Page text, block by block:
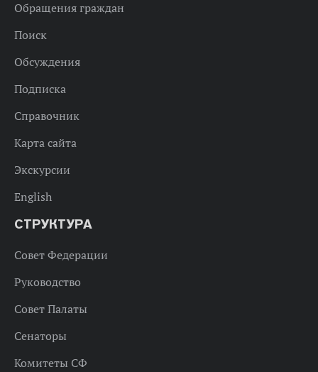
Обращения граждан
Поиск
Обсуждения
Подписка
Справочник
Карта сайта
Экскурсии
English
СТРУКТУРА
Совет Федерации
Руководство
Совет Палаты
Сенаторы
Комитеты СФ